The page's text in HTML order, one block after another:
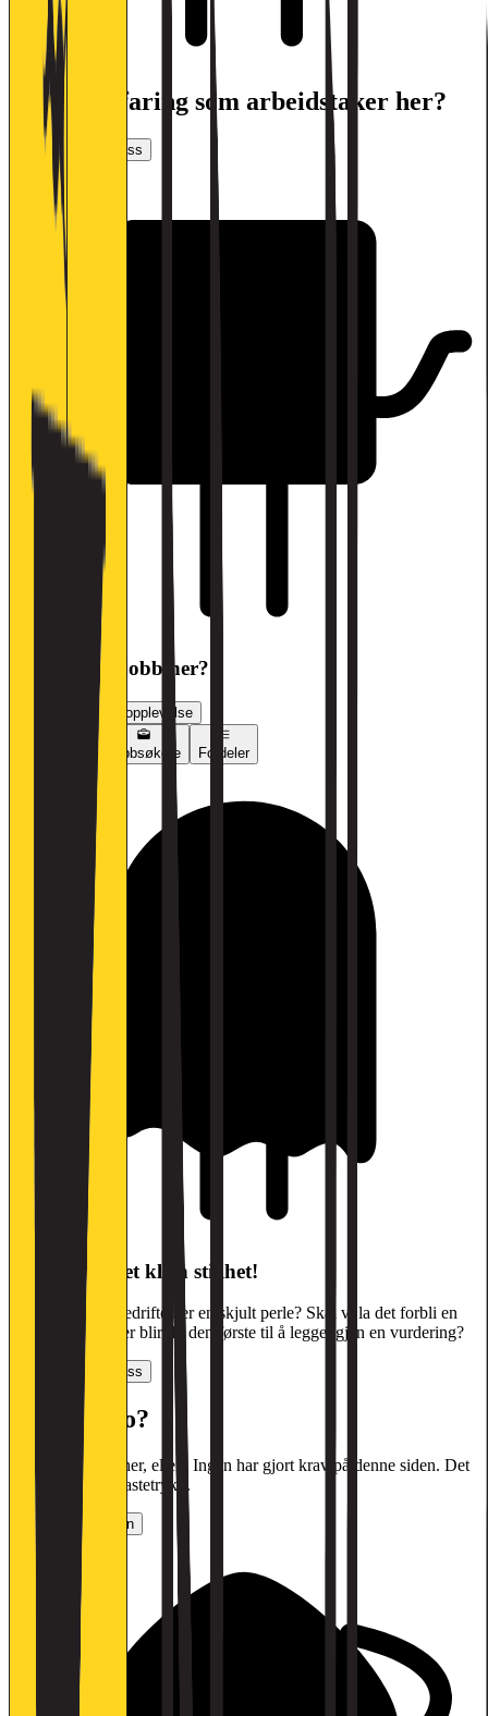
Har du erfaring som arbeidstaker her?
Vurder arbeidsplass
Har du søkt jobb her?
Vurder jobbsøkeropplevelse
Jobbsøkere Fordeler
Oi, her var det klein stillhet!
Kanskje denne bedriften er en skjult perle? Skal vi la det forbli en
hemmelighet, eller blir du den første til å legge igjen en vurdering?
Vurder arbeidsplass
Halloooooo?
Jobber det noen her, eller? Ingen har gjort krav på denne siden. Det
tar bare noen få tastetrykk.
Gjør krav på siden